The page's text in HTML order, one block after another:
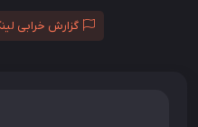
گزارش خرابی